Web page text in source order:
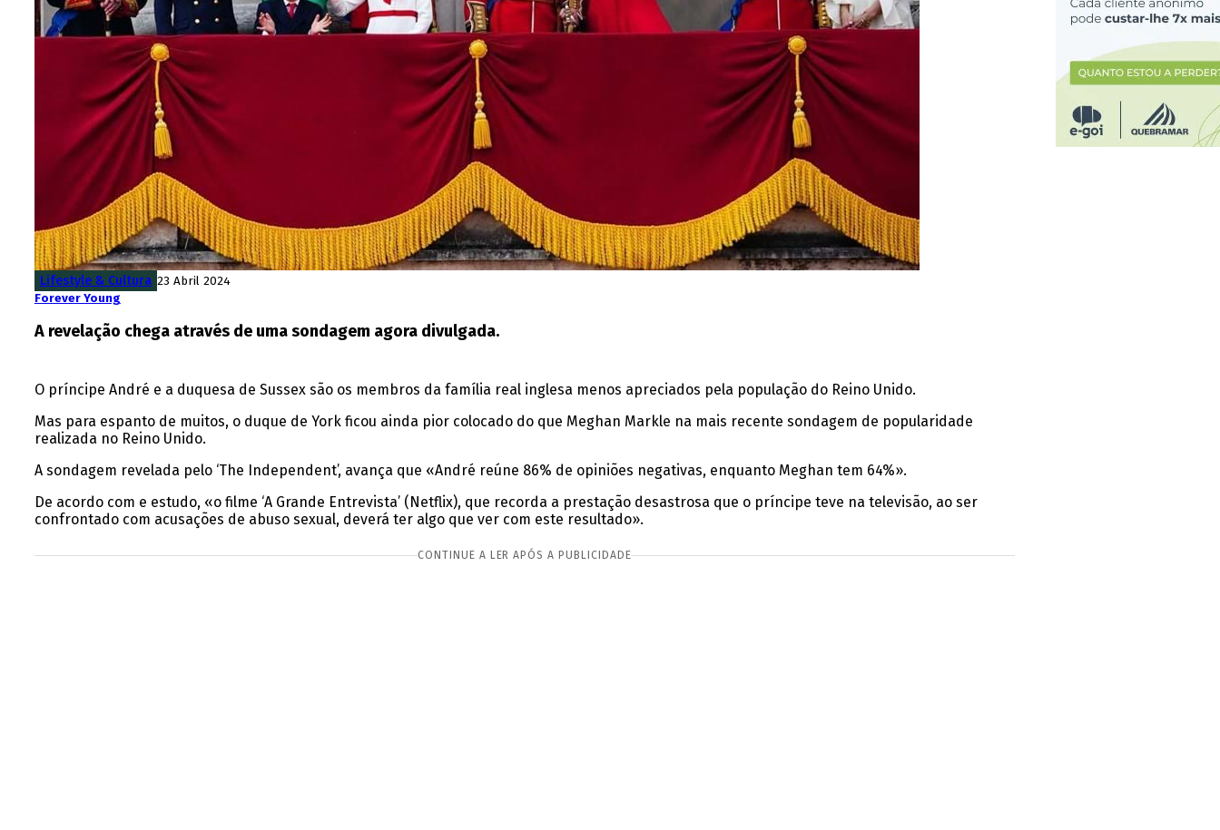
Lifestyle & Cultura 23 Abril 2024
Forever Young
A revelação chega através de uma sondagem agora divulgada.
O príncipe André e a duquesa de Sussex são os membros da família real inglesa menos apreciados pela população do Reino Unido.
Mas para espanto de muitos, o duque de York ficou ainda pior colocado do que Meghan Markle na mais recente sondagem de popularidade
realizada no Reino Unido.
A sondagem revelada pelo ‘The Independent’, avança que «André reúne 86% de opiniões negativas, enquanto Meghan tem 64%».
De acordo com e estudo, «o filme ‘A Grande Entrevista’ (Netflix), que recorda a prestação desastrosa que o príncipe teve na televisão, ao ser
confrontado com acusações de abuso sexual, deverá ter algo que ver com este resultado».
CONTINUE A LER APÓS A PUBLICIDADE